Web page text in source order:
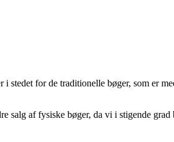
stedet for de traditionelle bøger, som er
salg af fysiske bøger, da vi i stigende grad